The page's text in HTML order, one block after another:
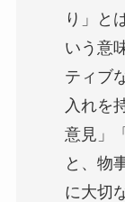
り」と
いう意
ティブ
入れを
意見」
と、物
に大切